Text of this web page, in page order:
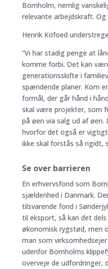
Bornholm, nemlig
relevante arbejdskraft. Og
Henrik Kofoed
”Vi har stadig penge at
komme forbi. Det kan
generationsskifte i
spændende planer. Kom
formål, der går hånd i
skal være projekter, som
på øen via salg ud af
hvorfor det også er
ikke skal forstås så rigidt,
Se over barrieren
En erhvervsfond som
sjældenhed i Danmark.
tilsvarende fond i
til eksport, så kan det
økonomisk rygstød, men
man som
udenfor Bornholms
overveje de udfordringer,